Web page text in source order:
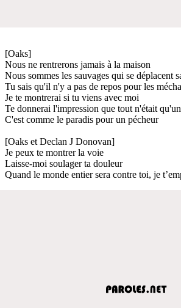
[Oaks]
Nous ne rentrerons jamais à la maison
Nous sommes les sauvages qui se déplacent
Tu sais qu'il n'y a pas de repos pour les
Je te montrerai si tu viens avec moi
Te donnerai l'impression que tout n'était
C'est comme le paradis pour un pécheur
[Oaks et Declan J Donovan]
Je peux te montrer la voie
Laisse-moi soulager ta douleur
Quand le monde entier sera contre toi, je